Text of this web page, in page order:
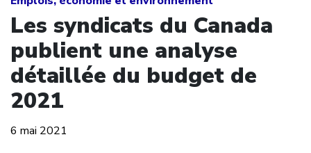
Les syndicats du Canada
publient une analyse
détaillée du budget de
2021
6 mai 2021